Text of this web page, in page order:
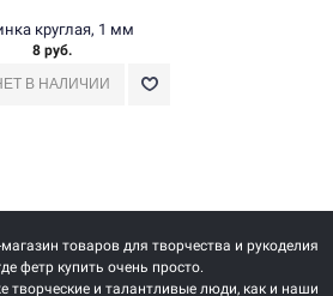
круглая, 1 мм
8 руб.
товаров для творчества и рукоделия
фетр купить очень просто.
творческие и талантливые люди, как и наши